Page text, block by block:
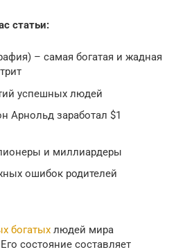
статьи:
– самая богатая и жадная
успешных людей
Арнольд заработал $1
и миллиардеры
ошибок родителей
богатых людей мира
состояние составляет